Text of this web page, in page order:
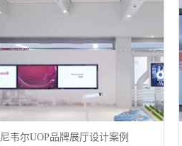
韦尔UOP品牌展厅设计案例